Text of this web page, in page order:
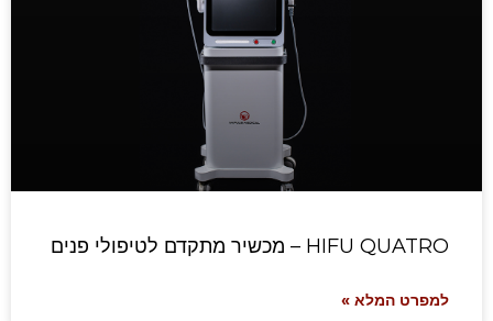
HIFU QUATRO – מכשיר מתקדם לטיפולי פנים
למפרט המלא »